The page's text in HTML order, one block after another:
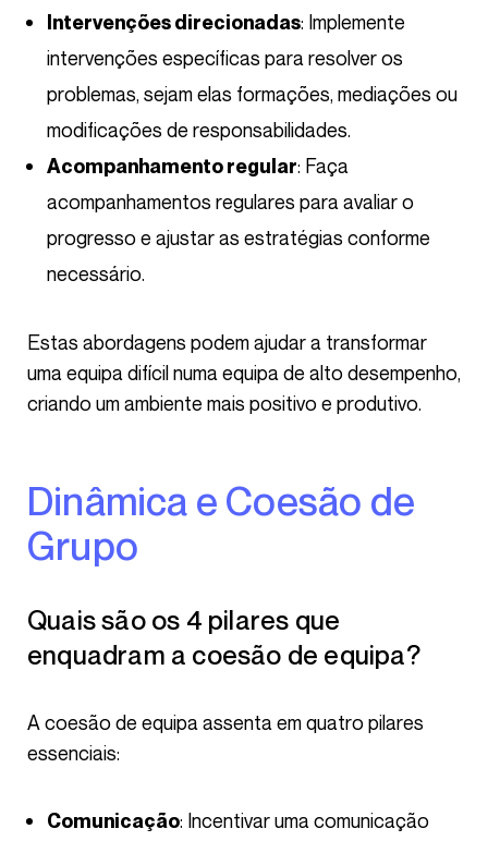
Intervenções direcionadas: Implemente
intervenções específicas para resolver os
problemas, sejam elas formações, mediações ou
modificações de responsabilidades.
Acompanhamento regular: Faça
acompanhamentos regulares para avaliar o
progresso e ajustar as estratégias conforme
necessário.
Estas abordagens podem ajudar a transformar
uma equipa difícil numa equipa de alto desempenho,
criando um ambiente mais positivo e produtivo.
Dinâmica e Coesão de
Grupo
Quais são os 4 pilares que
enquadram a coesão de equipa?
A coesão de equipa assenta em quatro pilares
essenciais:
Comunicação: Incentivar uma comunicação